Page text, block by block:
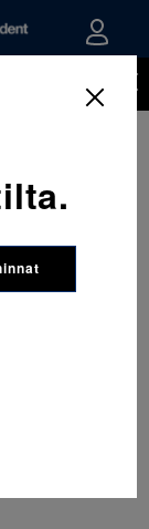
kpl
5,16